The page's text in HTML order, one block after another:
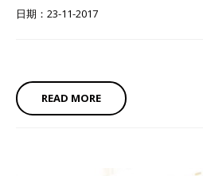
日期：23-11-2017
READ MORE